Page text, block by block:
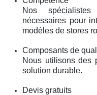
Nos
nécessaires pour
modèles de stores
Composants de
Nous utilisons des
solution durable.
Devis gratuits